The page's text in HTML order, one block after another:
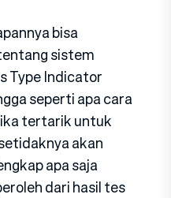
bisa
sistem
Type Indicator
seperti apa cara
tertarik untuk
akan
apa saja
dari hasil tes